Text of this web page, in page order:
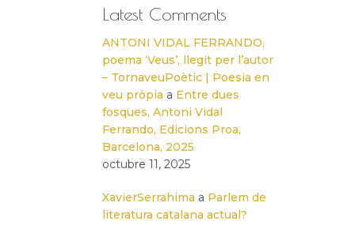
Latest Comments
ANTONI VIDAL FERRANDO,
poema ‘Veus’, llegit per l’autor
– TornaveuPoètic | Poesia en
veu pròpia a Entre dues
fosques, Antoni Vidal
Ferrando, Edicions Proa,
Barcelona, 2025
octubre 11, 2025
XavierSerrahima a Parlem de
literatura catalana actual?